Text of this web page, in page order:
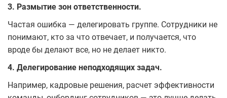
3. Размытие зон ответственности.
Частая ошибка — делегировать группе. Сотрудники не
понимают, кто за что отвечает, и получается, что
вроде бы делают все, но не делает никто.
4. Делегирование неподходящих задач.
Например, кадровые решения, расчет эффективности